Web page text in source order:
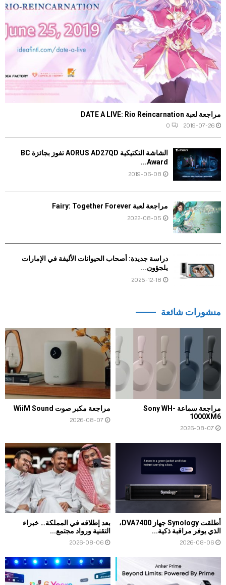
مراجعة لعبة DATE A LIVE: Rio Reincarnation
2019-07-26
0
الشاشة التكتيكية AORUS AD27QD تفوز بجائزة BC
Award...
2019-06-08
مراجعة لعبة Fairy: Together Forever
2022-08-05
دراسة جديدة: أصحاب الحيوانات الأليفة في الإمارات
يلجؤون...
2025-12-18
منشورات شائعة
مراجعة سماعة Sony WH-
1000XM6
2026-08-07
مراجعة مكبر صوت WiiM Sound
2026-08-07
أطلقت Synology جهاز DVA7400،
الذي يوفر مراقبة ذكية...
2026-08-06
بعد إطلاقه في المملكة… خبراء
التقنية ورواد مجتمع...
2026-08-06